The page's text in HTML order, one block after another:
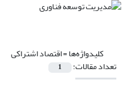
کلیدواژه‌ها =اقتصاد اشتراکی
تعداد مقالات: 1